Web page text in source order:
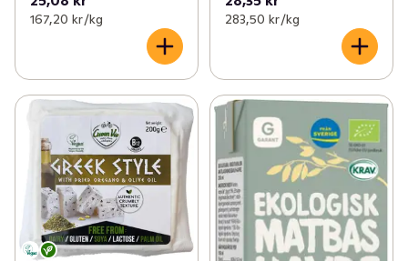
167,20 kr /kg 283,50 kr /kg